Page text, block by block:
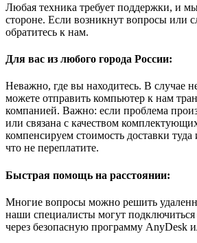
Любая техника требует поддержки, и
стороне. Если возникнут вопросы или
обратитесь к нам.
Для вас из любого города России:
Неважно, где вы находитесь. В случае
можете отправить компьютер к нам
компанией. Важно: если проблема
или связана с качеством
компенсируем стоимость доставки
что не переплатите.
Быстрая помощь на расстоянии:
Многие вопросы можно решить
наши специалисты могут
через безопасную программу AnyDesk